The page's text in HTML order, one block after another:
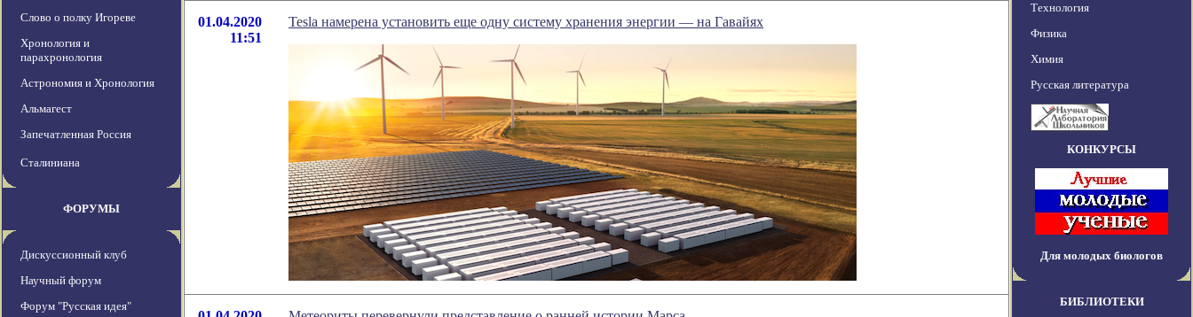
Слово о полку Игореве
Хронология и
парахронология
Астрономия и Хронология
Альмагест
Запечатленная Россия
Сталиниана
ФОРУМЫ
Дискуссионный клуб
Научный форум
Форум "Русская идея"
01.04.2020
11:51
Tesla намерена установить еще одну систему хранения энергии — на Гавайях
Технология
Физика
Химия
Русская литература
КОНКУРСЫ
Для молодых биологов
БИБЛИОТЕКИ